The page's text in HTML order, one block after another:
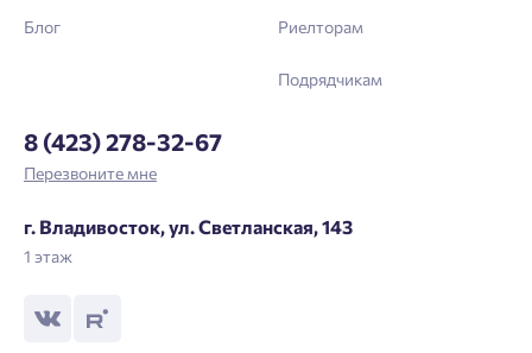
Блог Риелторам
Подрядчикам
8 (423) 278-32-67
Перезвоните мне
г. Владивосток, ул. Светланская, 143
1 этаж